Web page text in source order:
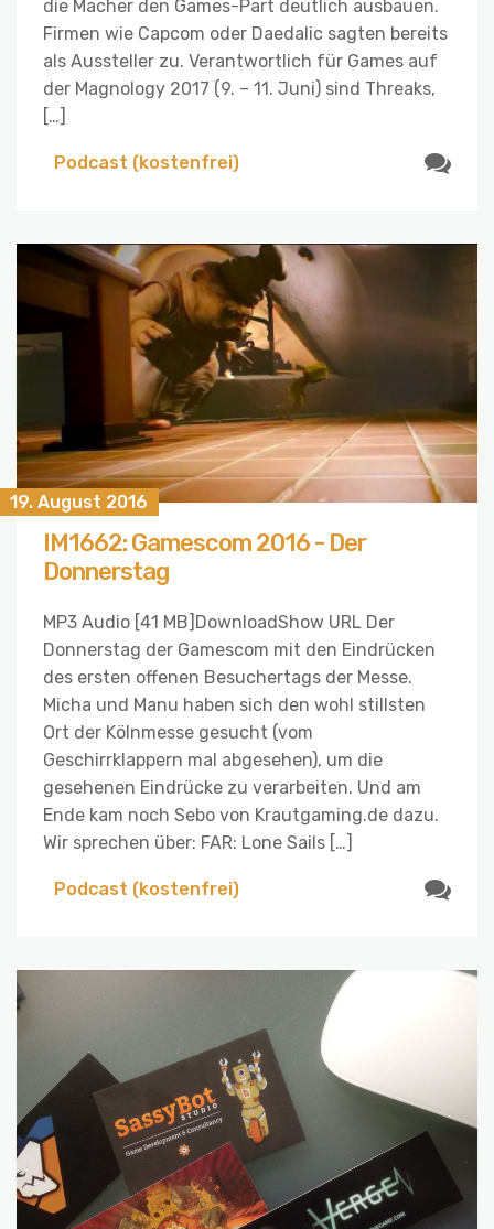
die Macher den Games-Part deutlich ausbauen.
Firmen wie Capcom oder Daedalic sagten bereits
als Aussteller zu. Verantwortlich für Games auf
der Magnology 2017 (9. – 11. Juni) sind Threaks,
[…]
Podcast (kostenfrei)
19. August 2016
IM1662: Gamescom 2016 - Der
Donnerstag
MP3 Audio [41 MB]DownloadShow URL Der
Donnerstag der Gamescom mit den Eindrücken
des ersten offenen Besuchertags der Messe.
Micha und Manu haben sich den wohl stillsten
Ort der Kölnmesse gesucht (vom
Geschirrklappern mal abgesehen), um die
gesehenen Eindrücke zu verarbeiten. Und am
Ende kam noch Sebo von Krautgaming.de dazu.
Wir sprechen über: FAR: Lone Sails […]
Podcast (kostenfrei)